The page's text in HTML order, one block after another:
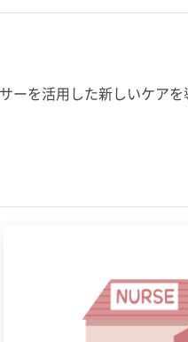
ーを活用した新しいケア